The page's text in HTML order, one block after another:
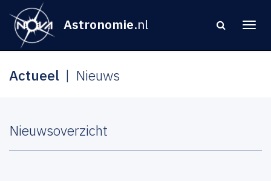
Astronomie.nl
Actueel Nieuws
Nieuwsoverzicht